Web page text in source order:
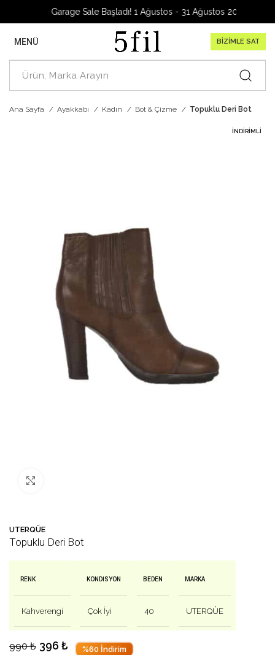
Garage Sale Başladı! 1 Ağustos - 31 Ağustos 2026
MENÜ BİZİMLE SAT
Ana Sayfa Ayakkabı Kadın Bot & Çizme Topuklu Deri Bot
İNDIRIMLI
UTERQÜE
Topuklu Deri Bot
RENK
Kahverengi
KONDISYON
Çok İyi
BEDEN
40
MARKA
UTERQÜE
990₺ 396 ₺ %60 İndirim